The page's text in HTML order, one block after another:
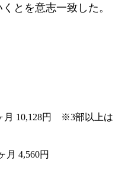
とを意志一致した。
月 10,128円 ※3部以上は
月 4,560円